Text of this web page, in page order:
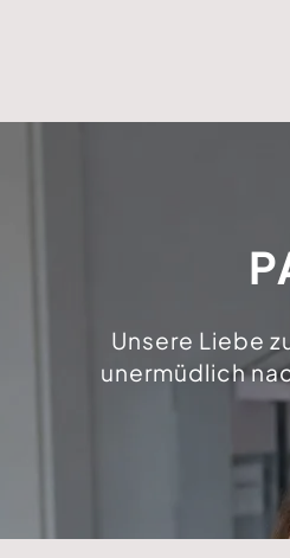
Unsere Liebe
unermüdlich